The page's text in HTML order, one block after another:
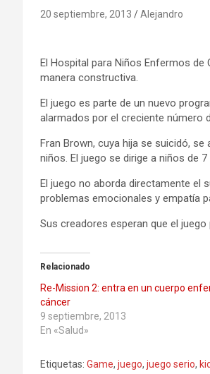
20 septiembre, 2013 Alejandro
El Hospital para Niños Enfermos
manera constructiva.
El juego es parte de un nuevo
alarmados por el creciente número
Fran Brown, cuya hija se suicidó,
niños. El juego se dirige a niños de
El juego no aborda directamente el
problemas emocionales y empatía
Sus creadores esperan que el
Relacionado
Re-Mission 2: entra en un cuerpo
cáncer
9 septiembre, 2013
En «Salud»
Etiquetas: Game, juego, juego serio,